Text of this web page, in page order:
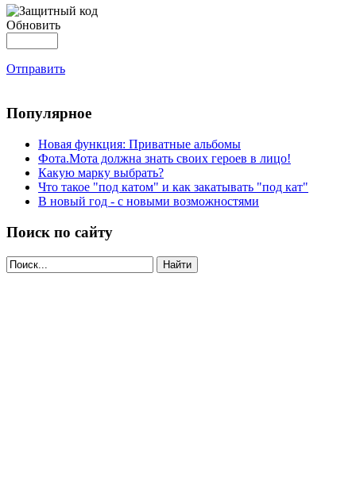
Обновить
Отправить
Популярное
Новая функция: Приватные альбомы
Фота.Мота должна знать своих героев в лицо!
Какую марку выбрать?
Что такое "под катом" и как закатывать "под кат"
В новый год - с новыми возможностями
Поиск по сайту
Найти